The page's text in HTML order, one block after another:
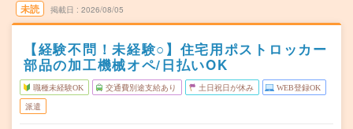
未読 掲載日 2026/08/05
【経験不問！未経験○】住宅用ポストロッカー
部品の加工機械オペ/日払いOK
職種未経験OK 交通費別途支給あり 土日祝日が休み WEB登録OK
派遣